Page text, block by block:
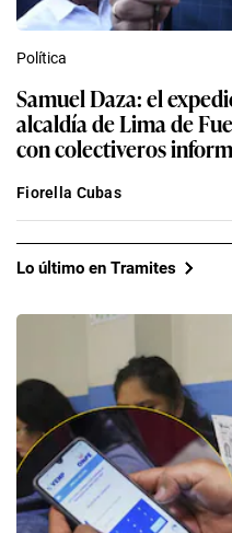
Política
Samuel Daza: el
alcaldía de Lima de
con colectiveros
Fiorella Cubas
Lo último en Tramites